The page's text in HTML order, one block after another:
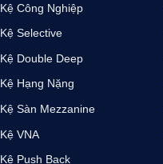
Kệ Công Nghiệp
Kệ Selective
Kệ Double Deep
Kệ Hạng Nặng
Kệ Sàn Mezzanine
Kệ VNA
Kệ Push Back